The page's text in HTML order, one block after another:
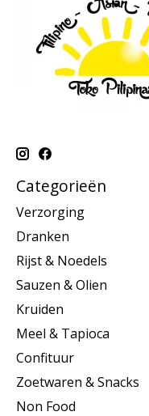
Categorieën
Verzorging
Dranken
Rijst & Noedels
Sauzen & Olien
Kruiden
Meel & Tapioca
Confituur
Zoetwaren & Snacks
Non Food